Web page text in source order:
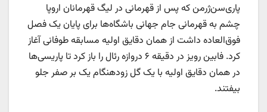
پاری‌سن‌ژرمن که پس از قهرمانی در لیگ قهرمانان اروپا
چشم به قهرمانی جام جهانی باشگاه‌ها برای پایان یک فصل
فوق‌العاده داشت از همان دقایق اولیه مسابقه طوفانی آغاز
کرد. فابین رویز در دقیقه ۶ دروازه رئال را باز کرد تا پاریسی‌ها
در همان دقایق اولیه با یک گل زودهنگام یک بر صفر جلو
بیفتند.